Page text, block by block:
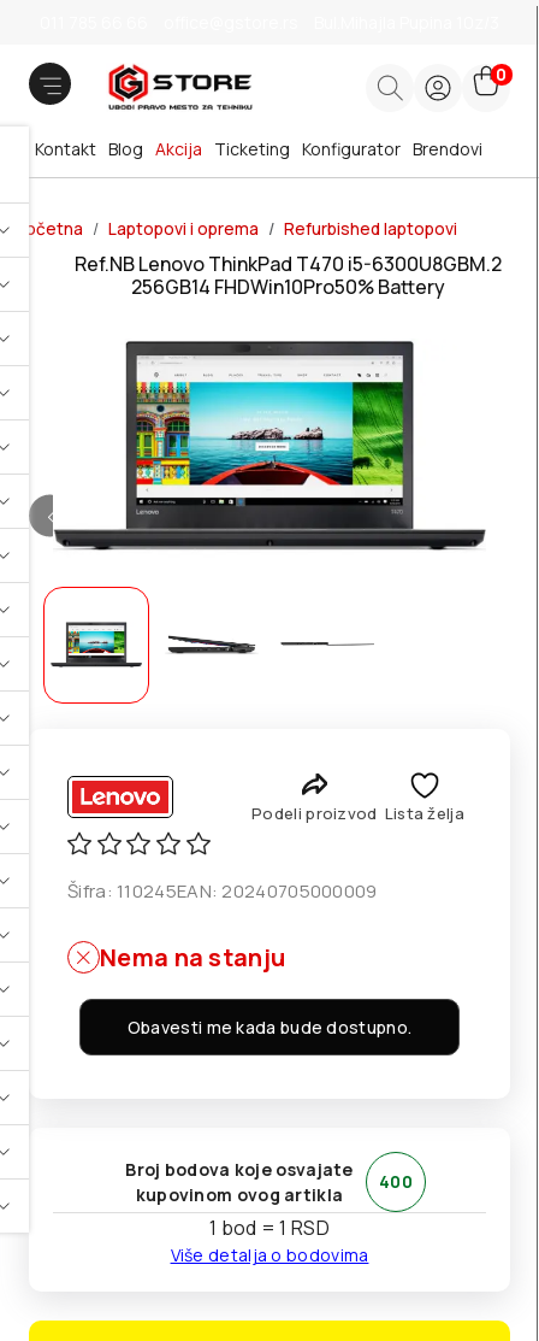
0
Brendovi
Blog Akcija
Kontakt Ticketing Konfigurator
Početna Laptopovi i oprema Refurbished laptopovi
Ref.NB Lenovo ThinkPad T470 i5-6300U8GBM.2
256GB14 FHDWin10Pro50% Battery
Podeli proizvod Lista želja
Šifra: 110245EAN: 20240705000009
Nema na stanju
Obavesti me kada bude dostupno.
Broj bodova koje osvajate
kupovinom ovog artikla
400
1 bod = 1 RSD
Više detalja o bodovima